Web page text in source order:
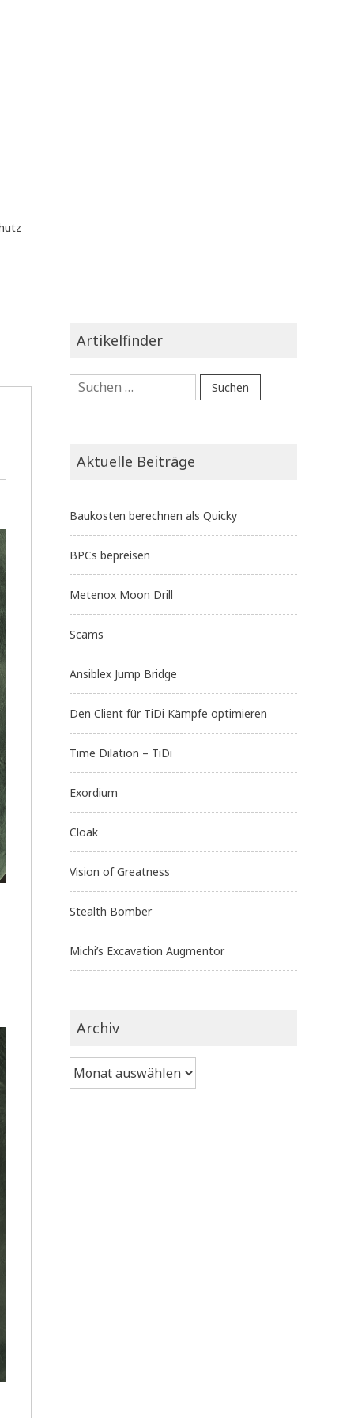
Artikelfinder
Suchen
nach:
Aktuelle Beiträge
Baukosten berechnen als Quicky
BPCs bepreisen
Metenox Moon Drill
Scams
Ansiblex Jump Bridge
Den Client für TiDi Kämpfe optimieren
Time Dilation – TiDi
Exordium
Cloak
Vision of Greatness
Stealth Bomber
Michi’s Excavation Augmentor
Archiv
Archiv